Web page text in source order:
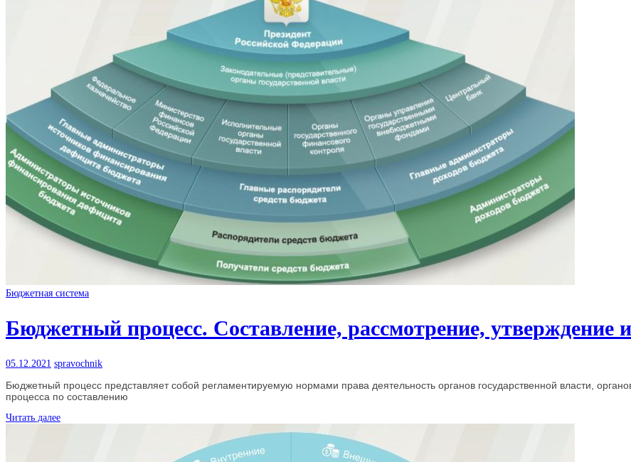
Бюджетная система
Бюджетный процесс. Cоставление, рассмотрение, утверждение
05.12.2021 spravochnik
Бюджетный процесс представляет собой регламентируемую нормами права деятельность органов государственной власти,
процесса по составлению
Читать далее